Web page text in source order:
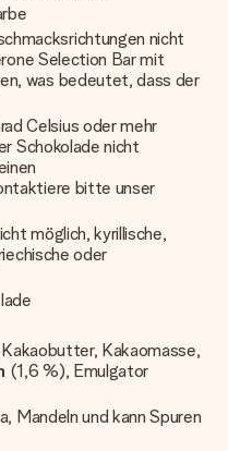
nicht
Selection Bar mit
was bedeutet, dass der
Celsius oder mehr
Schokolade nicht
bitte unser
möglich, kyrillische,
oder
Kakaomasse,
(1,6 %), Emulgator
Mandeln und kann Spuren